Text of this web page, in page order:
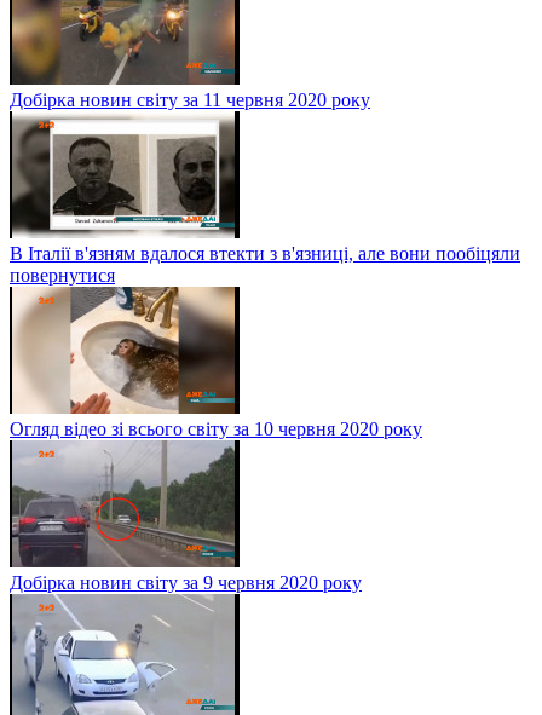
Добірка новин світу за 11 червня 2020 року
В Італії в'язням вдалося втекти з в'язниці, але вони пообіцяли
повернутися
Огляд відео зі всього світу за 10 червня 2020 року
Добірка новин світу за 9 червня 2020 року